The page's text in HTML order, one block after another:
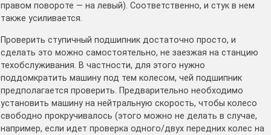
правом повороте — на левый). Соответственно, и стук в нем
также усиливается.
Проверить ступичный подшипник достаточно просто, и
сделать это можно самостоятельно, не заезжая на станцию
техобслуживания. В частности, для этого нужно
поддомкратить машину под тем колесом, чей подшипник
предполагается проверить. Предварительно необходимо
установить машину на нейтральную скорость, чтобы колесо
свободно прокручивалось (этого можно не делать в случае,
например, если идет проверка одного/двух передних колес на